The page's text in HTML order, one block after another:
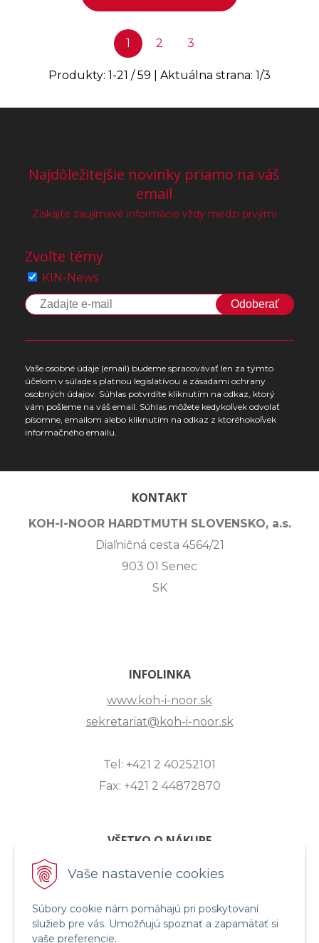
Vaše nastavenie cookies
Súbory cookie nám pomáhajú pri poskytovaní
služieb pre vás. Umožňujú spoznať a zapamätať si
vaše preferencie.
1 2 3
Produkty: 1-21 /59 | Aktuálna strana: 1/3
Najdôležitejšie novinky priamo na váš
email
Získajte zaujímavé informácie vždy medzi prvými
Zvoľte témy
KIN-News
Odoberať
Vaše osobné údaje (email) budeme spracovávať len za týmto
účelom v súlade s platnou legislatívou a zásadami ochrany
osobných údajov. Súhlas potvrdíte kliknutím na odkaz, ktorý
vám pošleme na váš email. Súhlas môžete kedykoľvek odvolať
písomne, emailom alebo kliknutím na odkaz z ktoréhokoľvek
informačného emailu.
KONTAKT
KOH-I-NOOR HARDTMUTH SLOVENSKO, a.s.
Diaľničná cesta 4564/21
903 01 Senec
SK
INFOLINKA
www.koh-i-noor.sk
sekretariat@koh-i-noor.sk
Tel: +421 2 40252101
Fax: +421 2 44872870
VŠETKO O NÁKUPE
ZASLANIE OTÁZKY
OBCHODNÉ PODMIENKY
REKLAMAČNÝ PORIADOK